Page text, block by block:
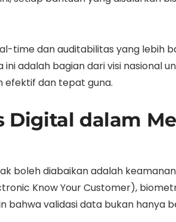
time dan auditabilitas yang lebih
adalah bagian dari visi nasional
efektif dan tepat guna.
Digital dalam
boleh diabaikan adalah
Know Your Customer),
validasi data bukan hanya